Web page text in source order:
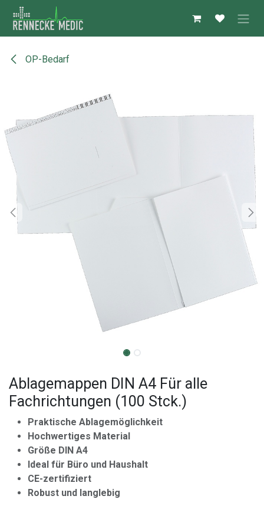
Zum Inhalt springen
OP-Bedarf
Ablagemappen DIN A4 Für alle
Fachrichtungen (100 Stck.)
Praktische Ablagemöglichkeit
Hochwertiges Material
Größe DIN A4
Ideal für Büro und Haushalt
CE-zertifiziert
Robust und langlebig